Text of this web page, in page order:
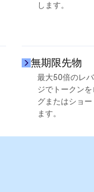
します。
無期限先物
最大50倍のレ
ジでトークンを
グまたはショー
ます。